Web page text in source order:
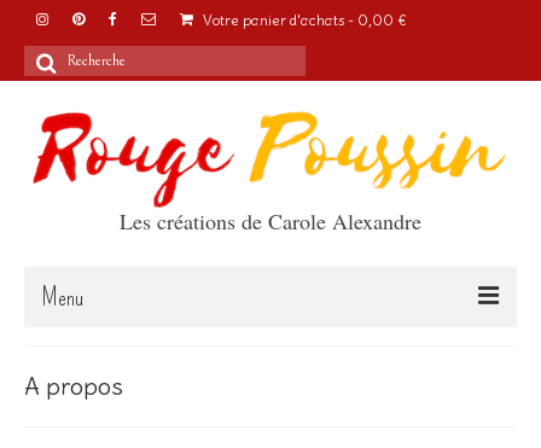
Votre panier d'achats - 0,00 €
Rechercher
Les créations de Carole Alexandre
Menu
A propos